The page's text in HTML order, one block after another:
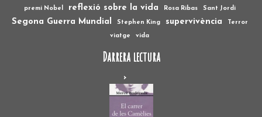
premi Nobel reflexió sobre la vida Rosa Ribas Sant Jordi
Segona Guerra Mundial Stephen King supervivència Terror
viatge vida
Darrera lectura